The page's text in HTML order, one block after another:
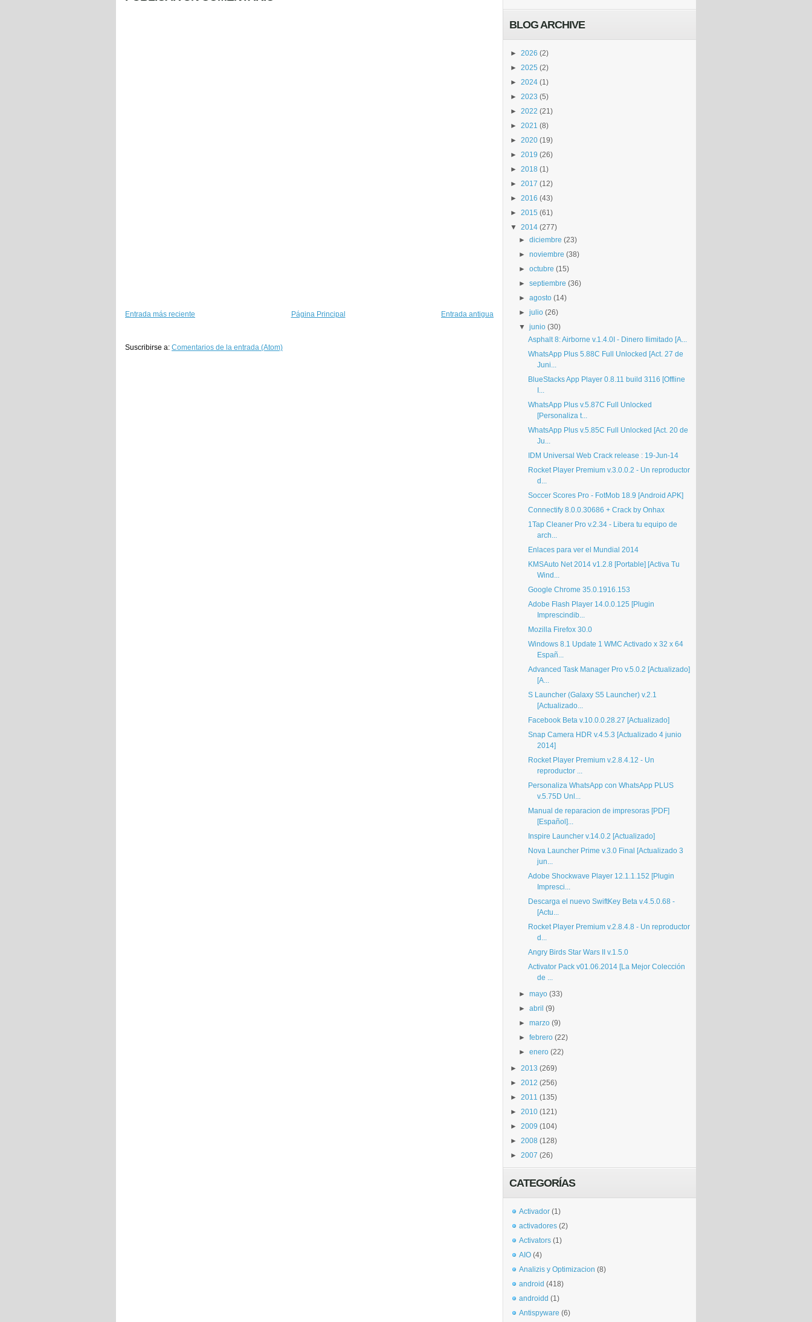
Entrada más reciente Entrada antigua
Página Principal
Suscribirse a: Comentarios de la entrada (Atom)
BLOG ARCHIVE
► 2026 (2)
► 2025 (2)
► 2024 (1)
► 2023 (5)
► 2022 (21)
► 2021 (8)
► 2020 (19)
► 2019 (26)
► 2018 (1)
► 2017 (12)
► 2016 (43)
► 2015 (61)
▼ 2014 (277)
►diciembre (23)
►noviembre (38)
►octubre (15)
►septiembre (36)
►agosto (14)
►julio (26)
▼junio (30)
Asphalt 8: Airborne v.1.4.0I - Dinero Ilimitado [A...
WhatsApp Plus 5.88C Full Unlocked [Act. 27 de
Juni...
BlueStacks App Player 0.8.11 build 3116 [Offline
I...
WhatsApp Plus v.5.87C Full Unlocked
[Personaliza t...
WhatsApp Plus v.5.85C Full Unlocked [Act. 20 de
Ju...
IDM Universal Web Crack release : 19-Jun-14
Rocket Player Premium v.3.0.0.2 - Un reproductor
d...
Soccer Scores Pro - FotMob 18.9 [Android APK]
Connectify 8.0.0.30686 + Crack by Onhax
1Tap Cleaner Pro v.2.34 - Libera tu equipo de
arch...
Enlaces para ver el Mundial 2014
KMSAuto Net 2014 v1.2.8 [Portable] [Activa Tu
Wind...
Google Chrome 35.0.1916.153
Adobe Flash Player 14.0.0.125 [Plugin
Imprescindib...
Mozilla Firefox 30.0
Windows 8.1 Update 1 WMC Activado x 32 x 64
Españ...
Advanced Task Manager Pro v.5.0.2 [Actualizado]
[A...
S Launcher (Galaxy S5 Launcher) v.2.1
[Actualizado...
Facebook Beta v.10.0.0.28.27 [Actualizado]
Snap Camera HDR v.4.5.3 [Actualizado 4 junio
2014]
Rocket Player Premium v.2.8.4.12 - Un
reproductor ...
Personaliza WhatsApp con WhatsApp PLUS
v.5.75D Unl...
Manual de reparacion de impresoras [PDF]
[Español]...
Inspire Launcher v.14.0.2 [Actualizado]
Nova Launcher Prime v.3.0 Final [Actualizado 3
jun...
Adobe Shockwave Player 12.1.1.152 [Plugin
Impresci...
Descarga el nuevo SwiftKey Beta v.4.5.0.68 -
[Actu...
Rocket Player Premium v.2.8.4.8 - Un reproductor
d...
Angry Birds Star Wars II v.1.5.0
Activator Pack v01.06.2014 [La Mejor Colección
de ...
►mayo (33)
►abril (9)
►marzo (9)
►febrero (22)
►enero (22)
► 2013 (269)
► 2012 (256)
► 2011 (135)
► 2010 (121)
► 2009 (104)
► 2008 (128)
► 2007 (26)
CATEGORÍAS
Activador (1)
activadores (2)
Activators (1)
AIO (4)
Analizis y Optimizacion (8)
android (418)
androidd (1)
Antispyware (6)